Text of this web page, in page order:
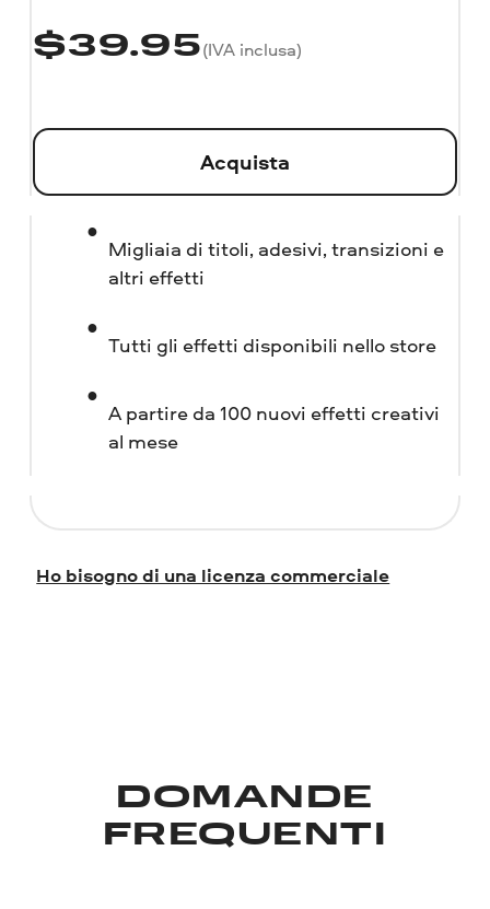
$39.95(IVA inclusa)
Acquista
Migliaia di titoli, adesivi, transizioni e
altri effetti
Tutti gli effetti disponibili nello store
A partire da 100 nuovi effetti creativi
al mese
Ho bisogno di una licenza commerciale
DOMANDE
FREQUENTI